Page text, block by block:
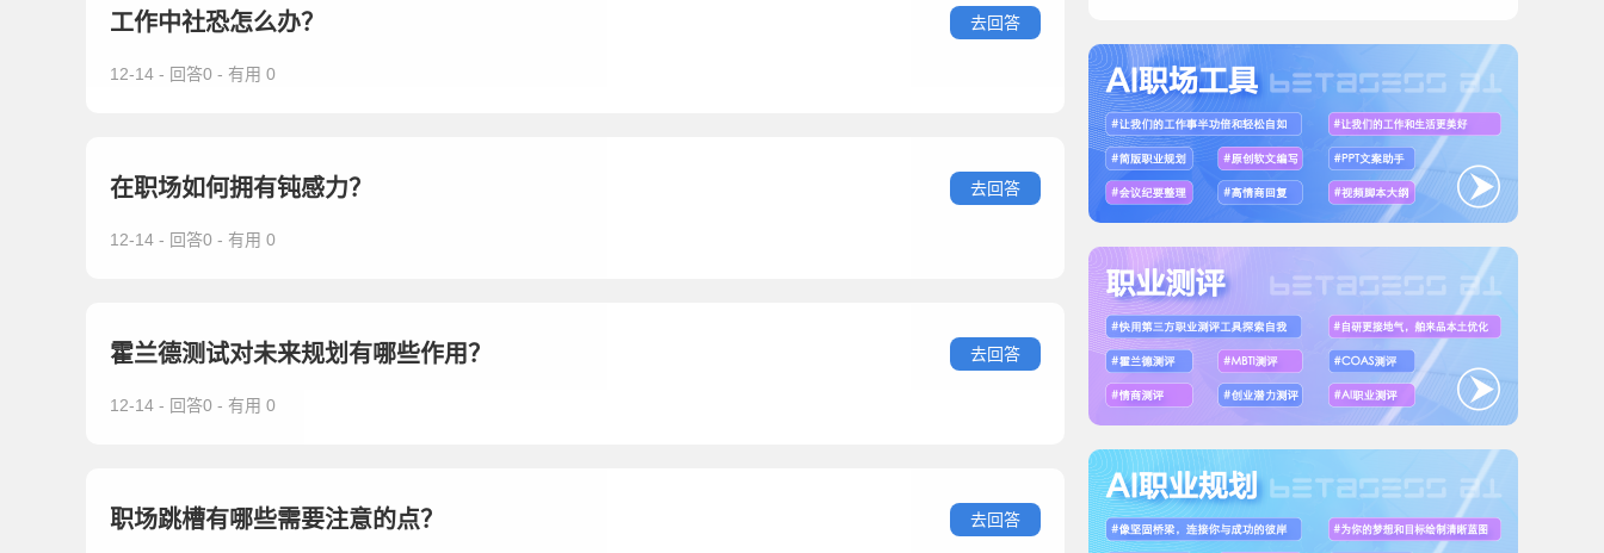
工作中社恐怎么办？ 去回答
12-14 - 回答0 - 有用 0
在职场如何拥有钝感力？ 去回答
12-14 - 回答0 - 有用 0
霍兰德测试对未来规划有哪些作用？ 去回答
12-14 - 回答0 - 有用 0
职场跳槽有哪些需要注意的点？ 去回答